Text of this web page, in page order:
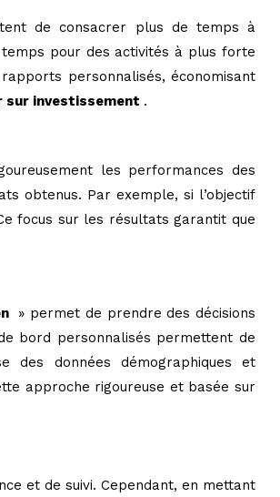
de consacrer plus de temps à
pour des activités à plus forte
personnalisés, économisant
sur investissement .
les performances des
obtenus. Par exemple, si l’objectif
focus sur les résultats garantit que
» permet de prendre des décisions
bord personnalisés permettent de
des données démographiques et
approche rigoureuse et basée sur
et de suivi. Cependant, en mettant